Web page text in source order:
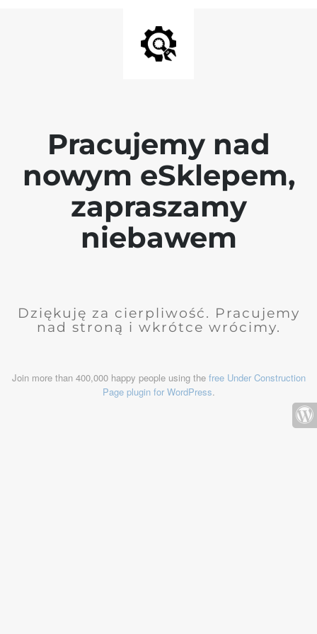
Pracujemy nad
nowym eSklepem,
zapraszamy
niebawem
Dziękuję za cierpliwość. Pracujemy
nad stroną i wkrótce wrócimy.
Join more than 400,000 happy people using the free Under Construction
Page plugin for WordPress.